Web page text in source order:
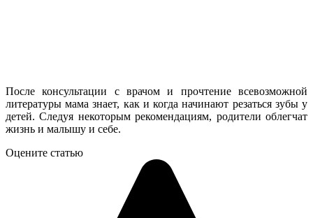
После консультации с врачом и прочтение всевозможной
литературы мама знает, как и когда начинают резаться зубы у
детей. Следуя некоторым рекомендациям, родители облегчат
жизнь и малышу и себе.
Оцените статью